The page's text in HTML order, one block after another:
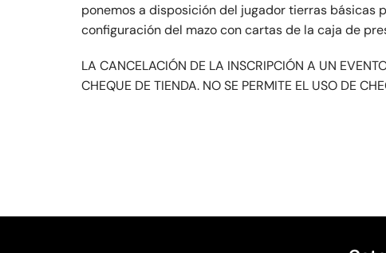
ponemos a disposición del jugador tierras básicas
configuración del mazo con cartas de la caja de
LA CANCELACIÓN DE LA INSCRIPCIÓN A UN
CHEQUE DE TIENDA. NO SE PERMITE EL USO DE